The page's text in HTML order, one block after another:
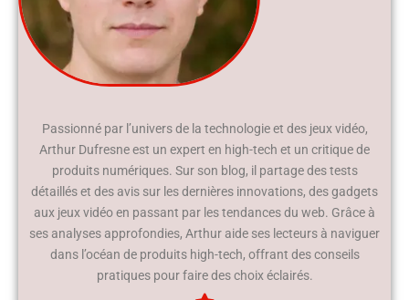
Passionné par l’univers de la technologie et des jeux vidéo,
Arthur Dufresne est un expert en high-tech et un critique de
produits numériques. Sur son blog, il partage des tests
détaillés et des avis sur les dernières innovations, des gadgets
aux jeux vidéo en passant par les tendances du web. Grâce à
ses analyses approfondies, Arthur aide ses lecteurs à naviguer
dans l’océan de produits high-tech, offrant des conseils
pratiques pour faire des choix éclairés.